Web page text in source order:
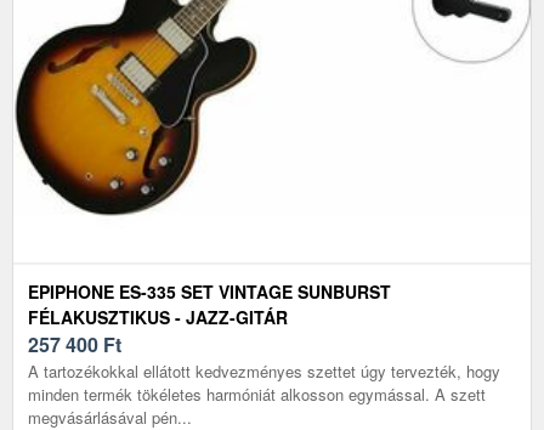
EPIPHONE ES-335 SET VINTAGE SUNBURST
FÉLAKUSZTIKUS - JAZZ-GITÁR
257 400 Ft
A tartozékokkal ellátott kedvezményes szettet úgy tervezték, hogy
minden termék tökéletes harmóniát alkosson egymással. A szett
megvásárlásával pén...